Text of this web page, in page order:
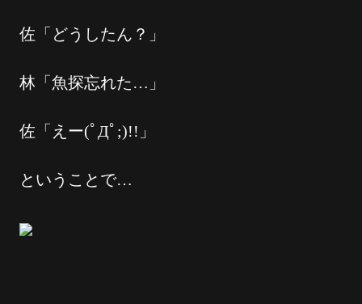
佐「どうしたん？」
林「魚探忘れた…」
佐「えー(ﾟДﾟ;)!!」
ということで…